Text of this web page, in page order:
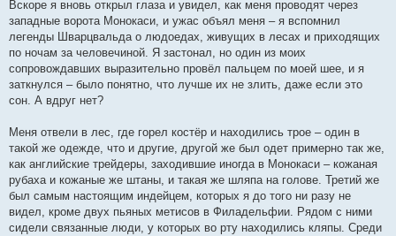
Вскоре я вновь открыл глаза и увидел, как меня проводят через
западные ворота Монокаси, и ужас объял меня – я вспомнил
легенды Шварцвальда о людоедах, живущих в лесах и приходящих
по ночам за человечиной. Я застонал, но один из моих
сопровождавших выразительно провёл пальцем по моей шее, и я
заткнулся – было понятно, что лучше их не злить, даже если это
сон. А вдруг нет?
Меня отвели в лес, где горел костёр и находились трое – один в
такой же одежде, что и другие, другой же был одет примерно так же,
как английские трейдеры, заходившие иногда в Монокаси – кожаная
рубаха и кожаные же штаны, и такая же шляпа на голове. Третий же
был самым настоящим индейцем, которых я до того ни разу не
видел, кроме двух пьяных метисов в Филадельфии. Рядом с ними
сидели связанные люди, у которых во рту находились кляпы. Среди